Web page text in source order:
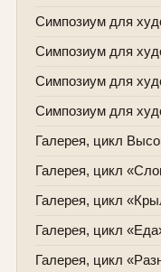
Симпозиум для
Симпозиум для
Симпозиум для
Симпозиум для
Галерея, цикл
Галерея, цикл
Галерея, цикл
Галерея, цикл
Галерея, цикл